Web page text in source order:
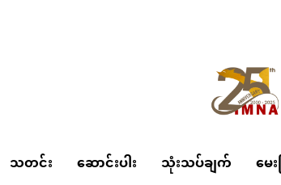
သတင်း ဆောင်းပါး သုံးသပ်ချက် မေ